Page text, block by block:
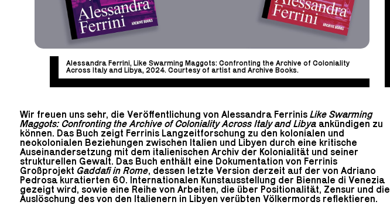
Alessandra Ferrini, Like Swarming Maggots: Confronting the Archive of Coloniality
Across Italy and Libya, 2024. Courtesy of artist and Archive Books.
Wir freuen uns sehr, die Veröffentlichung von Alessandra Ferrinis Like Swarming
Maggots: Confronting the Archive of Coloniality Across Italy and Libya ankündigen zu
können. Das Buch zeigt Ferrinis Langzeitforschung zu den kolonialen und
neokolonialen Beziehungen zwischen Italien und Libyen durch eine kritische
Auseinandersetzung mit dem italienischen Archiv der Kolonialität und seiner
strukturellen Gewalt. Das Buch enthält eine Dokumentation von Ferrinis
Großprojekt Gaddafi in Rome, dessen letzte Version derzeit auf der von Adriano
Pedrosa kuratierten 60. Internationalen Kunstausstellung der Biennale di Venezia
gezeigt wird, sowie eine Reihe von Arbeiten, die über Positionalität, Zensur und die
Auslöschung des von den Italienern in Libyen verübten Völkermords reflektieren.